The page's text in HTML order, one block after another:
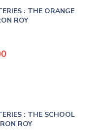
: THE ORANGE
ROY
: THE SCHOOL
ROY